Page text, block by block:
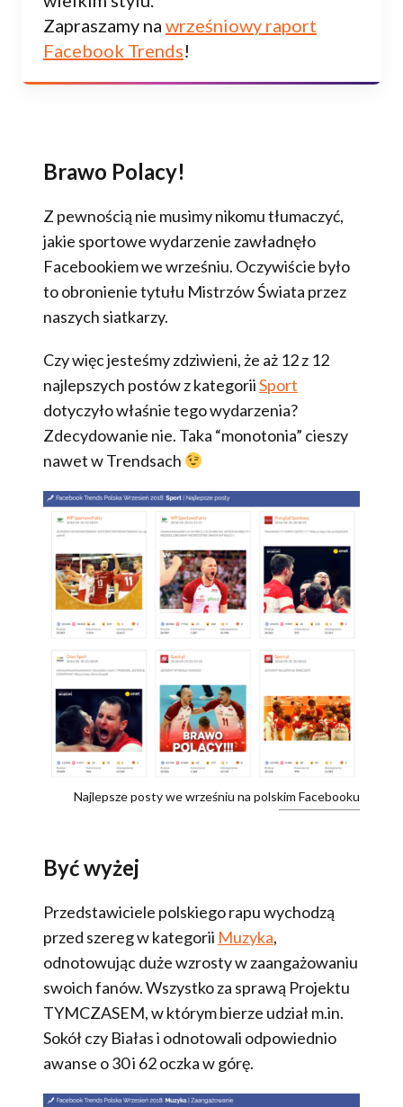
Zapraszamy na wrześniowy raport
Facebook Trends!
Brawo Polacy!
Z pewnością nie musimy nikomu tłumaczyć,
jakie sportowe wydarzenie zawładnęło
Facebookiem we wrześniu. Oczywiście było
to obronienie tytułu Mistrzów Świata przez
naszych siatkarzy.
Czy więc jesteśmy zdziwieni, że aż 12 z 12
najlepszych postów z kategoriiSport
dotyczyło właśnie tego wydarzenia?
Zdecydowanie nie. Taka “monotonia” cieszy
nawet w Trendsach
Najlepsze posty we wrześniu na polskim Facebooku
Być wyżej
Przedstawiciele polskiego rapu wychodzą
przed szereg w kategorii Muzyka,
odnotowując duże wzrosty w zaangażowaniu
swoich fanów. Wszystko za sprawą Projektu
TYMCZASEM, w którym bierze udział m.in.
Sokół czy Białas i odnotowali odpowiednio
awanse o 30 i 62 oczka w górę.